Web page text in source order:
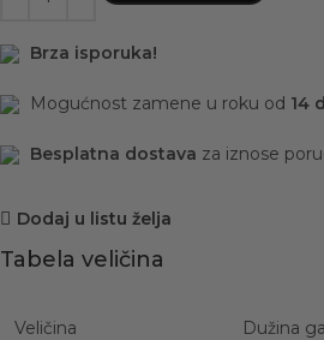
Brza isporuka!
Mogućnost zamene u roku od 14
Besplatna dostava za iznose
Dodaj u listu želja
Tabela veličina
Veličina Dužina